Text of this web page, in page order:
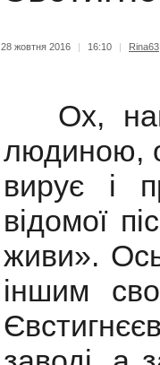
28 жовтня 2016 | 16:10 | Rina63
Ох,
людиною,
вирує і
відомої
живи». Ось
іншим